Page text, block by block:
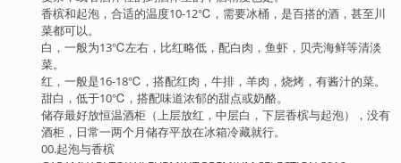
香槟和起泡，合适的温度10-12℃，需要冰桶，是百搭的酒，甚至川
菜都可以。
白，一般为13℃左右，比红略低，配白肉，鱼虾，贝壳海鲜等清淡
菜。
红，一般是16-18℃，搭配红肉，牛排，羊肉，烧烤，有酱汁的菜。
甜白，低于10℃，搭配味道浓郁的甜点或奶酪。
储存最好放恒温酒柜（上层放红，中层白，下层香槟与起泡），没有
酒柜，日常一两个月储存平放在冰箱冷藏就行。
00.起泡与香槟